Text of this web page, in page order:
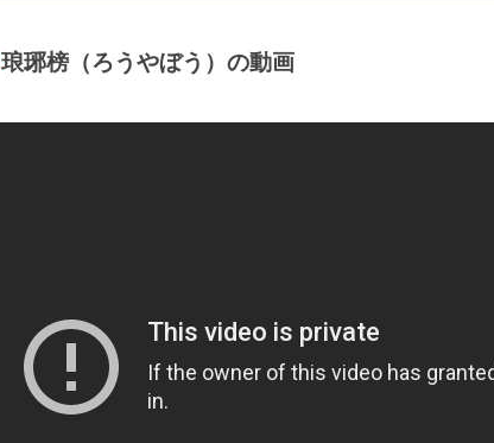
琅琊榜（ろうやぼう）の動画